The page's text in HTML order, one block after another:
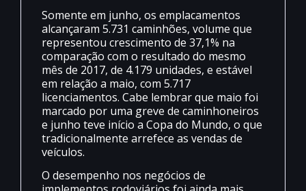
Somente em junho, os emplacamentos
alcançaram 5.731 caminhões, volume que
representou crescimento de 37,1% na
comparação com o resultado do mesmo
mês de 2017, de 4.179 unidades, e estável
em relação a maio, com 5.717
licenciamentos. Cabe lembrar que maio foi
marcado por uma greve de caminhoneiros
e junho teve início a Copa do Mundo, o que
tradicionalmente arrefece as vendas de
veículos.
O desempenho nos negócios de